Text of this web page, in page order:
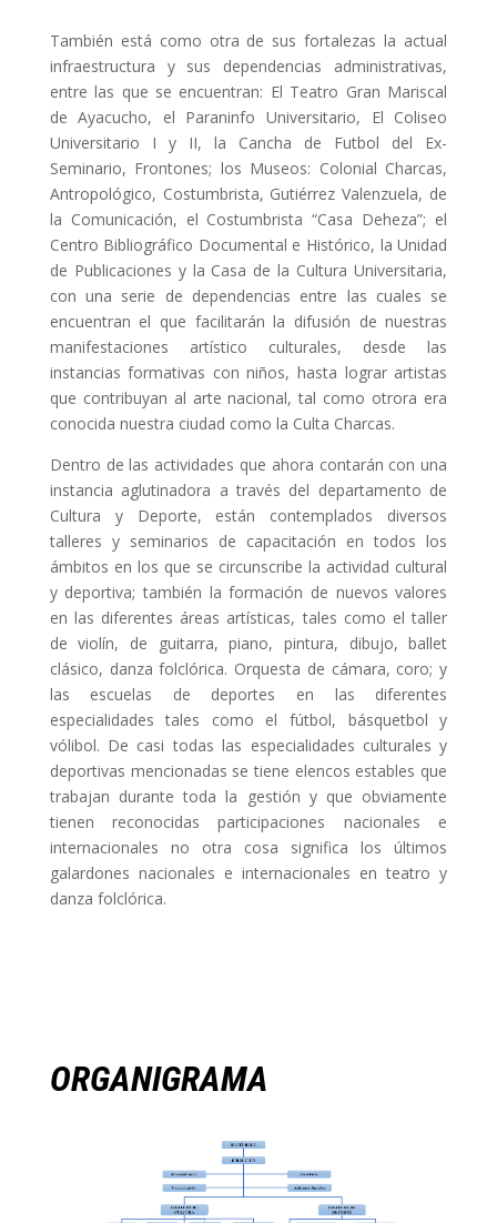
También está como otra de sus fortalezas la actual
infraestructura y sus dependencias administrativas,
entre las que se encuentran: El Teatro Gran Mariscal
de Ayacucho, el Paraninfo Universitario, El Coliseo
Universitario I y II, la Cancha de Futbol del Ex-
Seminario, Frontones; los Museos: Colonial Charcas,
Antropológico, Costumbrista, Gutiérrez Valenzuela, de
la Comunicación, el Costumbrista “Casa Deheza”; el
Centro Bibliográfico Documental e Histórico, la Unidad
de Publicaciones y la Casa de la Cultura Universitaria,
con una serie de dependencias entre las cuales se
encuentran el que facilitarán la difusión de nuestras
manifestaciones artístico culturales, desde las
instancias formativas con niños, hasta lograr artistas
que contribuyan al arte nacional, tal como otrora era
conocida nuestra ciudad como la Culta Charcas.
Dentro de las actividades que ahora contarán con una
instancia aglutinadora a través del departamento de
Cultura y Deporte, están contemplados diversos
talleres y seminarios de capacitación en todos los
ámbitos en los que se circunscribe la actividad cultural
y deportiva; también la formación de nuevos valores
en las diferentes áreas artísticas, tales como el taller
de violín, de guitarra, piano, pintura, dibujo, ballet
clásico, danza folclórica. Orquesta de cámara, coro; y
las escuelas de deportes en las diferentes
especialidades tales como el fútbol, básquetbol y
vólibol. De casi todas las especialidades culturales y
deportivas mencionadas se tiene elencos estables que
trabajan durante toda la gestión y que obviamente
tienen reconocidas participaciones nacionales e
internacionales no otra cosa significa los últimos
galardones nacionales e internacionales en teatro y
danza folclórica.
ORGANIGRAMA